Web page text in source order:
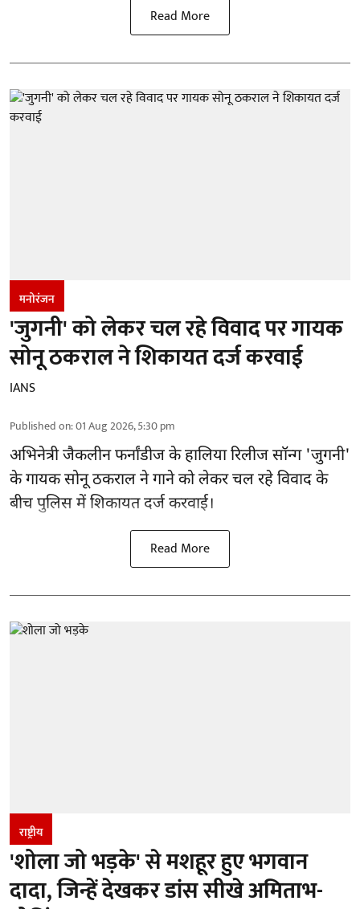
Read More
मनोरंजन
'जुगनी' को लेकर चल रहे विवाद पर गायक
सोनू ठकराल ने शिकायत दर्ज करवाई
IANS
Published on:01 Aug 2026, 5:30 pm
अभिनेत्री जैकलीन फर्नांडीज के हालिया रिलीज सॉन्ग 'जुगनी'
के गायक सोनू ठकराल ने गाने को लेकर चल रहे विवाद के
बीच पुलिस में शिकायत दर्ज करवाई।
Read More
राष्ट्रीय
'शोला जो भड़के' से मशहूर हुए भगवान
दादा, जिन्हें देखकर डांस सीखे अमिताभ-